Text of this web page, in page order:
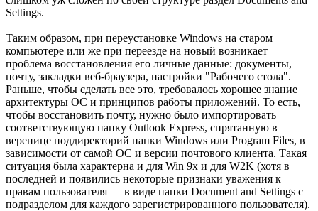
Settings.
Таким образом, при переустановке Windows на старом
компьютере или же при переезде на новый возникает
проблема восстановления его личные данные: документы,
почту, закладки веб-браузера, настройки "Рабочего стола".
Раньше, чтобы сделать все это, требовалось хорошее знание
архитектуры ОС и принципов работы приложений. То есть,
чтобы восстановить почту, нужно было импортировать
соответствующую папку Outlook Express, спрятанную в
веренице поддиректорий папки Windows или Program Files, в
зависимости от самой ОС и версии почтового клиента. Такая
ситуация была характерна и для Win 9x и для W2K (хотя в
последней и появились некоторые признаки уважения к
правам пользователя — в виде папки Document and Settings с
подразделом для каждого зарегистрированного пользователя).